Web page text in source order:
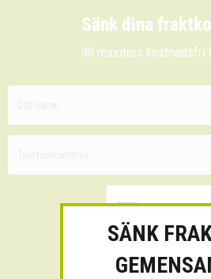
Sänk dina
30 minuters kostnadsfri
SÄNK